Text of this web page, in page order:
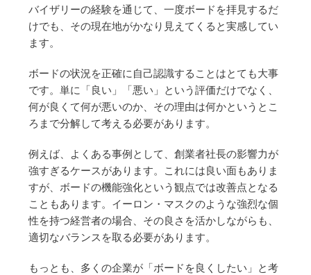
バイザリーの経験を通じて、一度ボードを拝見するだ
けでも、その現在地がかなり見えてくると実感してい
ます。
ボードの状況を正確に自己認識することはとても大事
です。単に「良い」「悪い」という評価だけでなく、
何が良くて何が悪いのか、その理由は何かというとこ
ろまで分解して考える必要があります。
例えば、よくある事例として、創業者社長の影響力が
強すぎるケースがあります。これには良い面もありま
すが、ボードの機能強化という観点では改善点となる
こともあります。イーロン・マスクのような強烈な個
性を持つ経営者の場合、その良さを活かしながらも、
適切なバランスを取る必要があります。
もっとも、多くの企業が「ボードを良くしたい」と考